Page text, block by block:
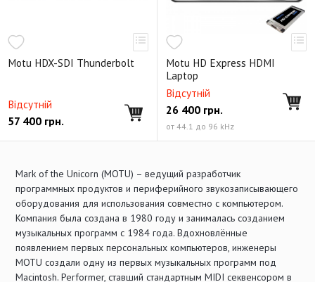
Motu HDX-SDI Thunderbolt
Відсутній
57 400 грн.
Motu HD Express HDMI
Laptop
Відсутній
26 400 грн.
от 44.1 до 96 kHz
Mark of the Unicorn (MOTU) – ведущий разработчик
программных продуктов и периферийного звукозаписывающего
оборудования для использования совместно с компьютером.
Компания была создана в 1980 году и занималась созданием
музыкальных программ с 1984 года. Вдохновлённые
появлением первых персональных компьютеров, инженеры
MOTU создали одну из первых музыкальных программ под
Macintosh. Performer, ставший стандартным MIDI секвенсором в